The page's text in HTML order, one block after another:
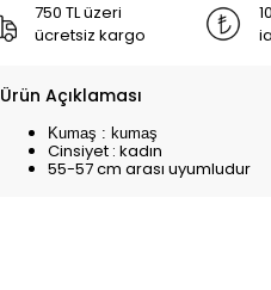
750 TL üzeri
ücretsiz kargo
Ürün Açıklaması
Kumaş : kumaş
Cinsiyet : kadın
55-57 cm arası uyumludur